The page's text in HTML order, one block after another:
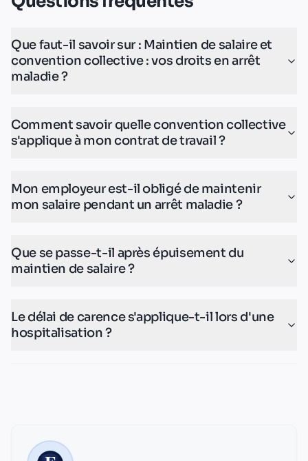
Que faut-il savoir sur : Maintien de salaire et
convention collective : vos droits en arrêt
maladie ?
Comment savoir quelle convention collective
s'applique à mon contrat de travail ?
Mon employeur est-il obligé de maintenir
mon salaire pendant un arrêt maladie ?
Que se passe-t-il après épuisement du
maintien de salaire ?
Le délai de carence s'applique-t-il lors d'une
hospitalisation ?